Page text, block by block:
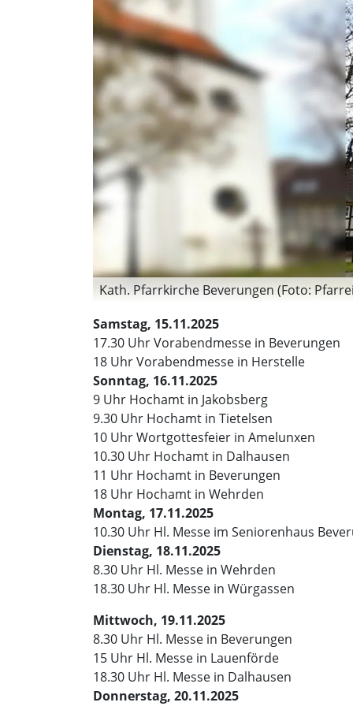
Kath. Pfarrkirche Beverungen (Foto:
Samstag, 15.11.2025
17.30 Uhr Vorabendmesse in Beverungen
18 Uhr Vorabendmesse in Herstelle
Sonntag, 16.11.2025
9 Uhr Hochamt in Jakobsberg
9.30 Uhr Hochamt in Tietelsen
10 Uhr Wortgottesfeier in Amelunxen
10.30 Uhr Hochamt in Dalhausen
11 Uhr Hochamt in Beverungen
18 Uhr Hochamt in Wehrden
Montag, 17.11.2025
10.30 Uhr Hl. Messe im Seniorenhaus
Dienstag, 18.11.2025
8.30 Uhr Hl. Messe in Wehrden
18.30 Uhr Hl. Messe in Würgassen
Mittwoch, 19.11.2025
8.30 Uhr Hl. Messe in Beverungen
15 Uhr Hl. Messe in Lauenförde
18.30 Uhr Hl. Messe in Dalhausen
Donnerstag, 20.11.2025